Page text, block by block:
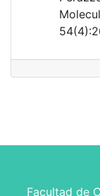
Facultad de